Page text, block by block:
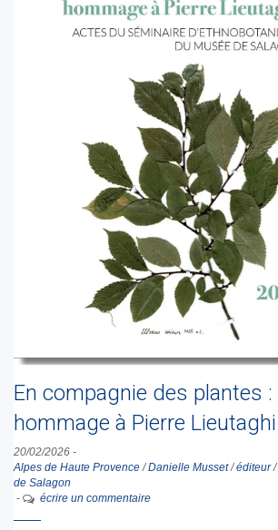
En compagnie des plantes :
hommage à Pierre Lieutaghi
20/02/2026 -
Alpes de Haute Provence/Danielle Musset/éditeur/
de Salagon
-
écrire un commentaire